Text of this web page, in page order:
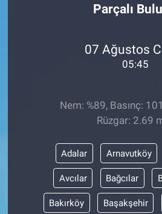
Parçalı
07 Ağustos
05:45
Nem: %89, Basınç:
Rüzgar: 2.69
Adalar Arnavutköy
Avcılar Bağcılar
Bakırköy Başakşehir